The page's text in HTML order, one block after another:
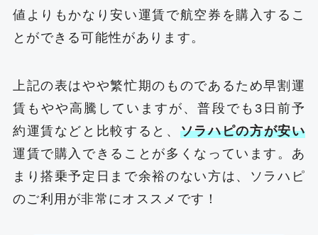
値よりもかなり安い運賃で航空券を購入するこ
とができる可能性があります。
上記の表はやや繁忙期のものであるため早割運
賃もやや高騰していますが、普段でも3日前予
約運賃などと比較すると、 ソラハピの方が安い
運賃で購入できることが多くなっています。あ
まり搭乗予定日まで余裕のない方は、ソラハピ
のご利用が非常にオススメです！